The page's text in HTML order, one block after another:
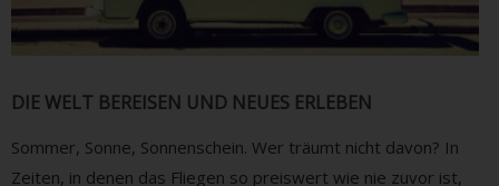
DIE WELT BEREISEN UND NEUES ERLEBEN
Sommer, Sonne, Sonnenschein. Wer träumt nicht davon? In
Zeiten, in denen das Fliegen so preiswert wie nie zuvor ist,